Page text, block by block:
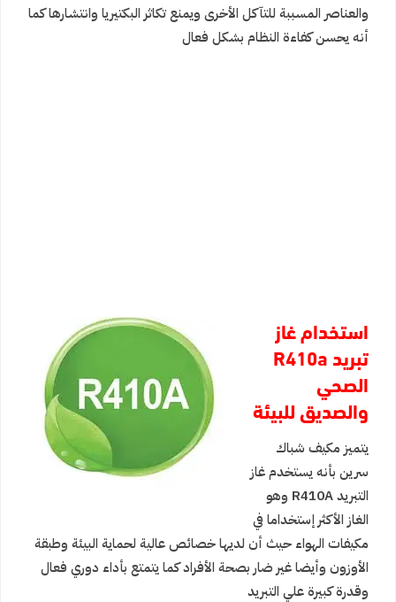
والعناصر المسببة للتآكل الأخرى ويمنع تكاثر البكتيريا وانتشارها كما
أنه يحسن كفاءة النظام بشكل فعال
استخدام غاز
تبريد R410a
الصحي
والصديق للبيئة
يتميز مكيف شباك
سرين بأنه يستخدم غاز
التبريد R410A وهو
الغاز الأكثر إستخداما في
مكيفات الهواء حيث أن لديها خصائص عالية لحماية البيئة وطبقة
الأوزون وأيضا غير ضار بصحة الأفراد كما يتمتع بأداء دوري فعال
وقدرة كبيرة علي التبريد